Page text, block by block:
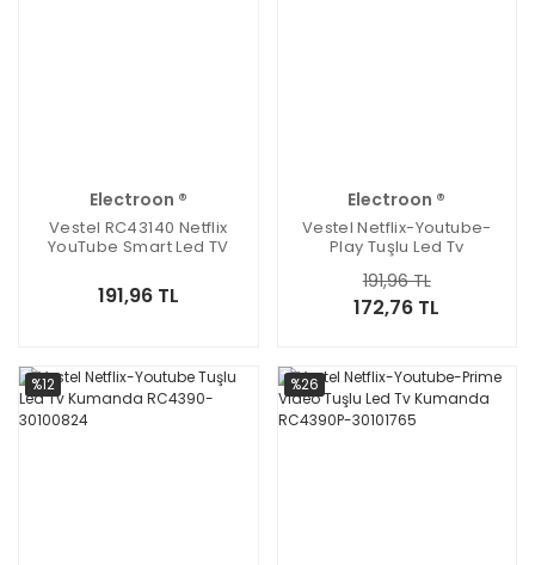
Electroon ®
Vestel RC43140 Netflix
YouTube Smart Led TV
191,96 TL
Electroon ®
Vestel Netflix-Youtube-
Play Tuşlu Led Tv
30101403
172,76 TL
191,96 TL
%12 %26